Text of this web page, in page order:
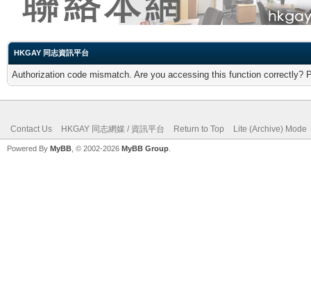
HKGAY 同志資訊平台
Authorization code mismatch. Are you accessing this function correctly?
Contact Us HKGAY 同志網媒 / 資訊平台 Return to Top Lite (Archive) Mode
Powered By MyBB , © 2002-2026 MyBB Group